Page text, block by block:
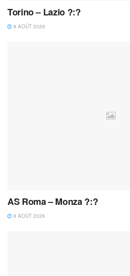
Torino – Lazio ?:?
8 AOÛT 2026
AS Roma – Monza ?:?
8 AOÛT 2026